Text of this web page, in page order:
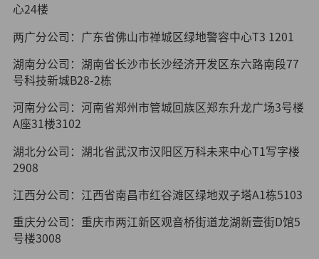
心24楼
两广分公司：广东省佛山市禅城区绿地警容中心T3 1201
湖南分公司：湖南省长沙市长沙经济开发区东六路南段77
号科技新城B28-2栋
河南分公司：河南省郑州市管城回族区郑东升龙广场3号楼
A座31楼3102
湖北分公司：湖北省武汉市汉阳区万科未来中心T1写字楼
2908
江西分公司：江西省南昌市红谷滩区绿地双子塔A1栋5103
重庆分公司：重庆市两江新区观音桥街道龙湖新壹街D馆5
号楼3008